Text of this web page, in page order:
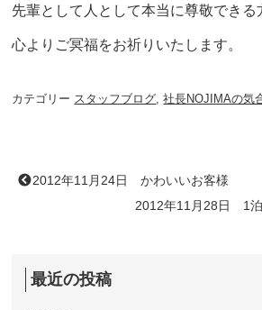
先輩として人として本当に尊敬できる
心よりご冥福をお祈りいたします。
カテゴリー スタッフブログ,社長NOJIMAの気
2012年11月24日 かわいいお客様
2012年11月28日 1
最近の投稿